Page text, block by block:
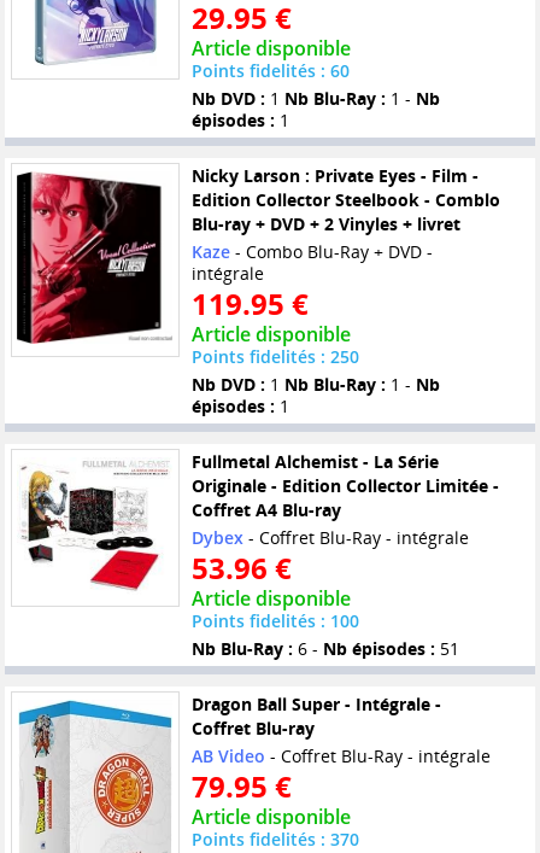
29.95 €
Article disponible
Points fidelités : 60
Nb DVD : 1 Nb Blu-Ray : 1 - Nb
épisodes : 1
Nicky Larson : Private Eyes - Film -
Edition Collector Steelbook - Comblo
Blu-ray + DVD + 2 Vinyles + livret
Kaze- Combo Blu-Ray + DVD -
intégrale
119.95 €
Article disponible
Points fidelités : 250
Nb DVD : 1 Nb Blu-Ray : 1 - Nb
épisodes : 1
Fullmetal Alchemist - La Série
Originale - Edition Collector Limitée -
Coffret A4 Blu-ray
Dybex- Coffret Blu-Ray - intégrale
53.96 €
Article disponible
Points fidelités : 100
Nb Blu-Ray : 6 - Nb épisodes : 51
Dragon Ball Super - Intégrale -
Coffret Blu-ray
AB Video - Coffret Blu-Ray - intégrale
79.95 €
Article disponible
Points fidelités : 370